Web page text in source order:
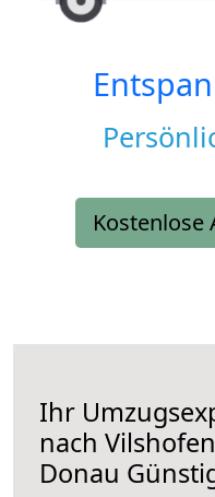
Kostenlose
Ihr
nach
Donau